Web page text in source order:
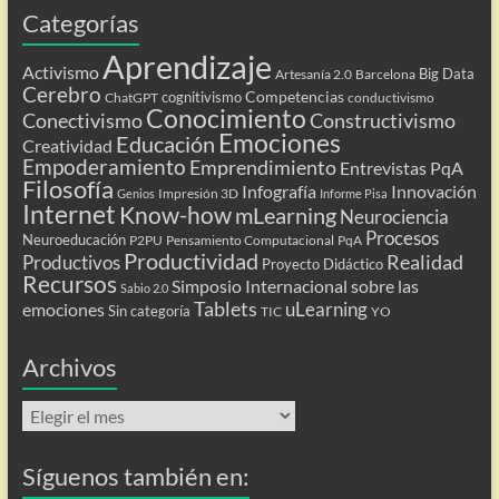
Categorías
Activismo Aprendizaje Artesanía 2.0 Barcelona Big Data
Cerebro ChatGPT cognitivismo Competencias conductivismo
ConectivismoConocimientoConstructivismo
Creatividad Educación Emociones
Empoderamiento Emprendimiento Entrevistas PqA
Filosofía Genios Impresión 3D Infografía Informe Pisa Innovación
Internet Know-howmLearning Neurociencia
Neuroeducación P2PU Pensamiento Computacional PqA Procesos
Productivos Productividad Proyecto Didáctico Realidad
Recursos Sabio 2.0 Simposio Internacional sobre las
emociones Sin categoría Tablets TIC uLearning YO
Archivos
Archivos
Síguenos también en: